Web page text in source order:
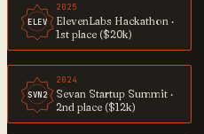
ELEV
2025
ElevenLabs Hackathon ·
1st place ($20k)
SVN2
2024
Sevan Startup Summit ·
2nd place ($12k)